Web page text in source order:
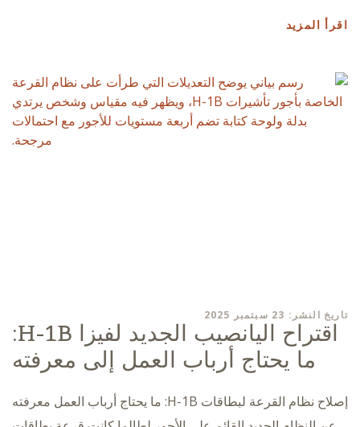
اقرأ المزيد
تاريخ النشر: 23 سبتمبر 2025
اقتراح اليانصيب الجديد لفيزا H-1B:
ما يحتاج أرباب العمل إلى معرفته
إصلاح نظام القرعة لبطاقات H-1B: ما يحتاج أرباب العمل معرفته